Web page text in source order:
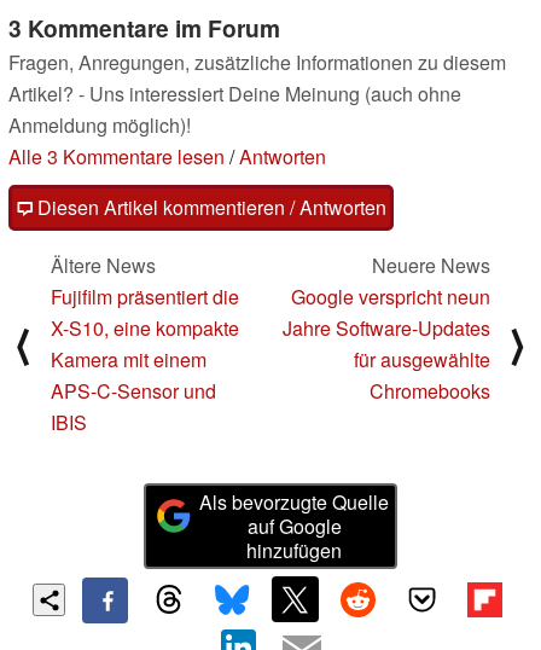
3 Kommentare im Forum
Fragen, Anregungen, zusätzliche Informationen zu diesem
Artikel? - Uns interessiert Deine Meinung (auch ohne
Anmeldung möglich)!
Alle 3 Kommentare lesen /Antworten
Diesen Artikel kommentieren / Antworten
⟨
Ältere News
Fujifilm präsentiert die
X-S10, eine kompakte
Kamera mit einem
APS-C-Sensor und
IBIS
Neuere News
Google verspricht neun
Jahre Software-Updates
für ausgewählte
Chromebooks
⟩
Als bevorzugte Quelle
auf Google
hinzufügen